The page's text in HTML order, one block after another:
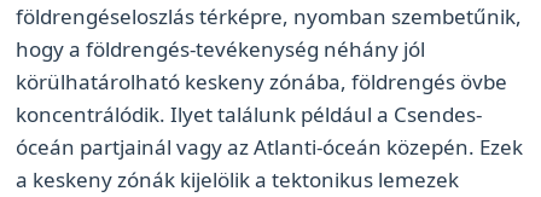
földrengéseloszlás térképre, nyomban szembetűnik,
hogy a földrengés-tevékenység néhány jól
körülhatárolható keskeny zónába, földrengés övbe
koncentrálódik. Ilyet találunk például a Csendes-
óceán partjainál vagy az Atlanti-óceán közepén. Ezek
a keskeny zónák kijelölik a tektonikus lemezek